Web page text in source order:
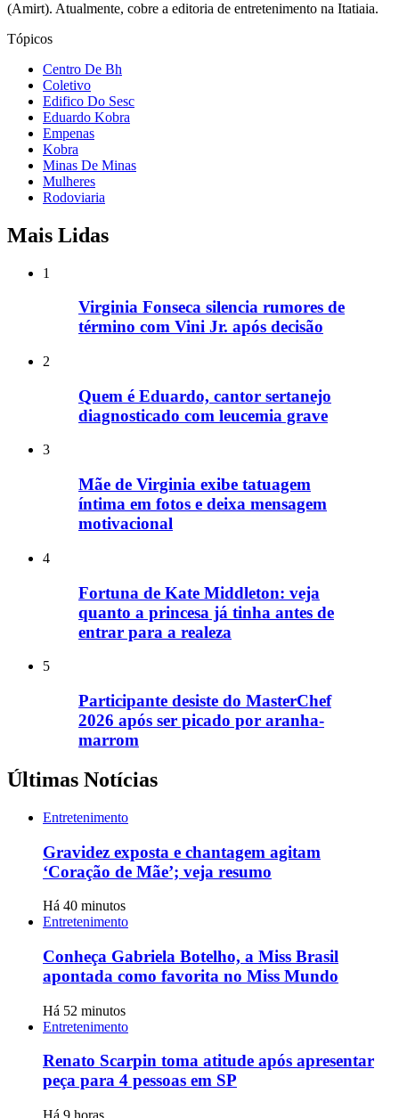
(Amirt). Atualmente, cobre a editoria de entretenimento na Itatiaia.
Tópicos
Centro De Bh
Coletivo
Edifico Do Sesc
Eduardo Kobra
Empenas
Kobra
Minas De Minas
Mulheres
Rodoviaria
Mais Lidas
1
Virginia Fonseca silencia rumores de
término com Vini Jr. após decisão
2
Quem é Eduardo, cantor sertanejo
diagnosticado com leucemia grave
3
Mãe de Virginia exibe tatuagem
íntima em fotos e deixa mensagem
motivacional
4
Fortuna de Kate Middleton: veja
quanto a princesa já tinha antes de
entrar para a realeza
5
Participante desiste do MasterChef
2026 após ser picado por aranha-
marrom
Últimas Notícias
Entretenimento
Gravidez exposta e chantagem agitam
‘Coração de Mãe’; veja resumo
Há 40 minutos
Entretenimento
Conheça Gabriela Botelho, a Miss Brasil
apontada como favorita no Miss Mundo
Há 52 minutos
Entretenimento
Renato Scarpin toma atitude após apresentar
peça para 4 pessoas em SP